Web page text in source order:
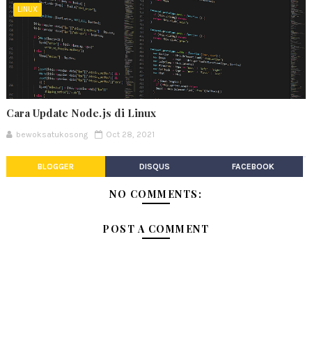
LINUX
Cara Update Node.js di Linux
bewoksatukosong Oct 28, 2021
BLOGGER DISQUS FACEBOOK
NO COMMENTS:
POST A COMMENT